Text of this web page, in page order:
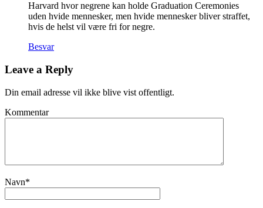
Harvard hvor negrene kan holde Graduation Ceremonies
uden hvide mennesker, men hvide mennesker bliver straffet,
hvis de helst vil være fri for negre.
Besvar
Leave a Reply
Din email adresse vil ikke blive vist offentligt.
Kommentar
Navn*